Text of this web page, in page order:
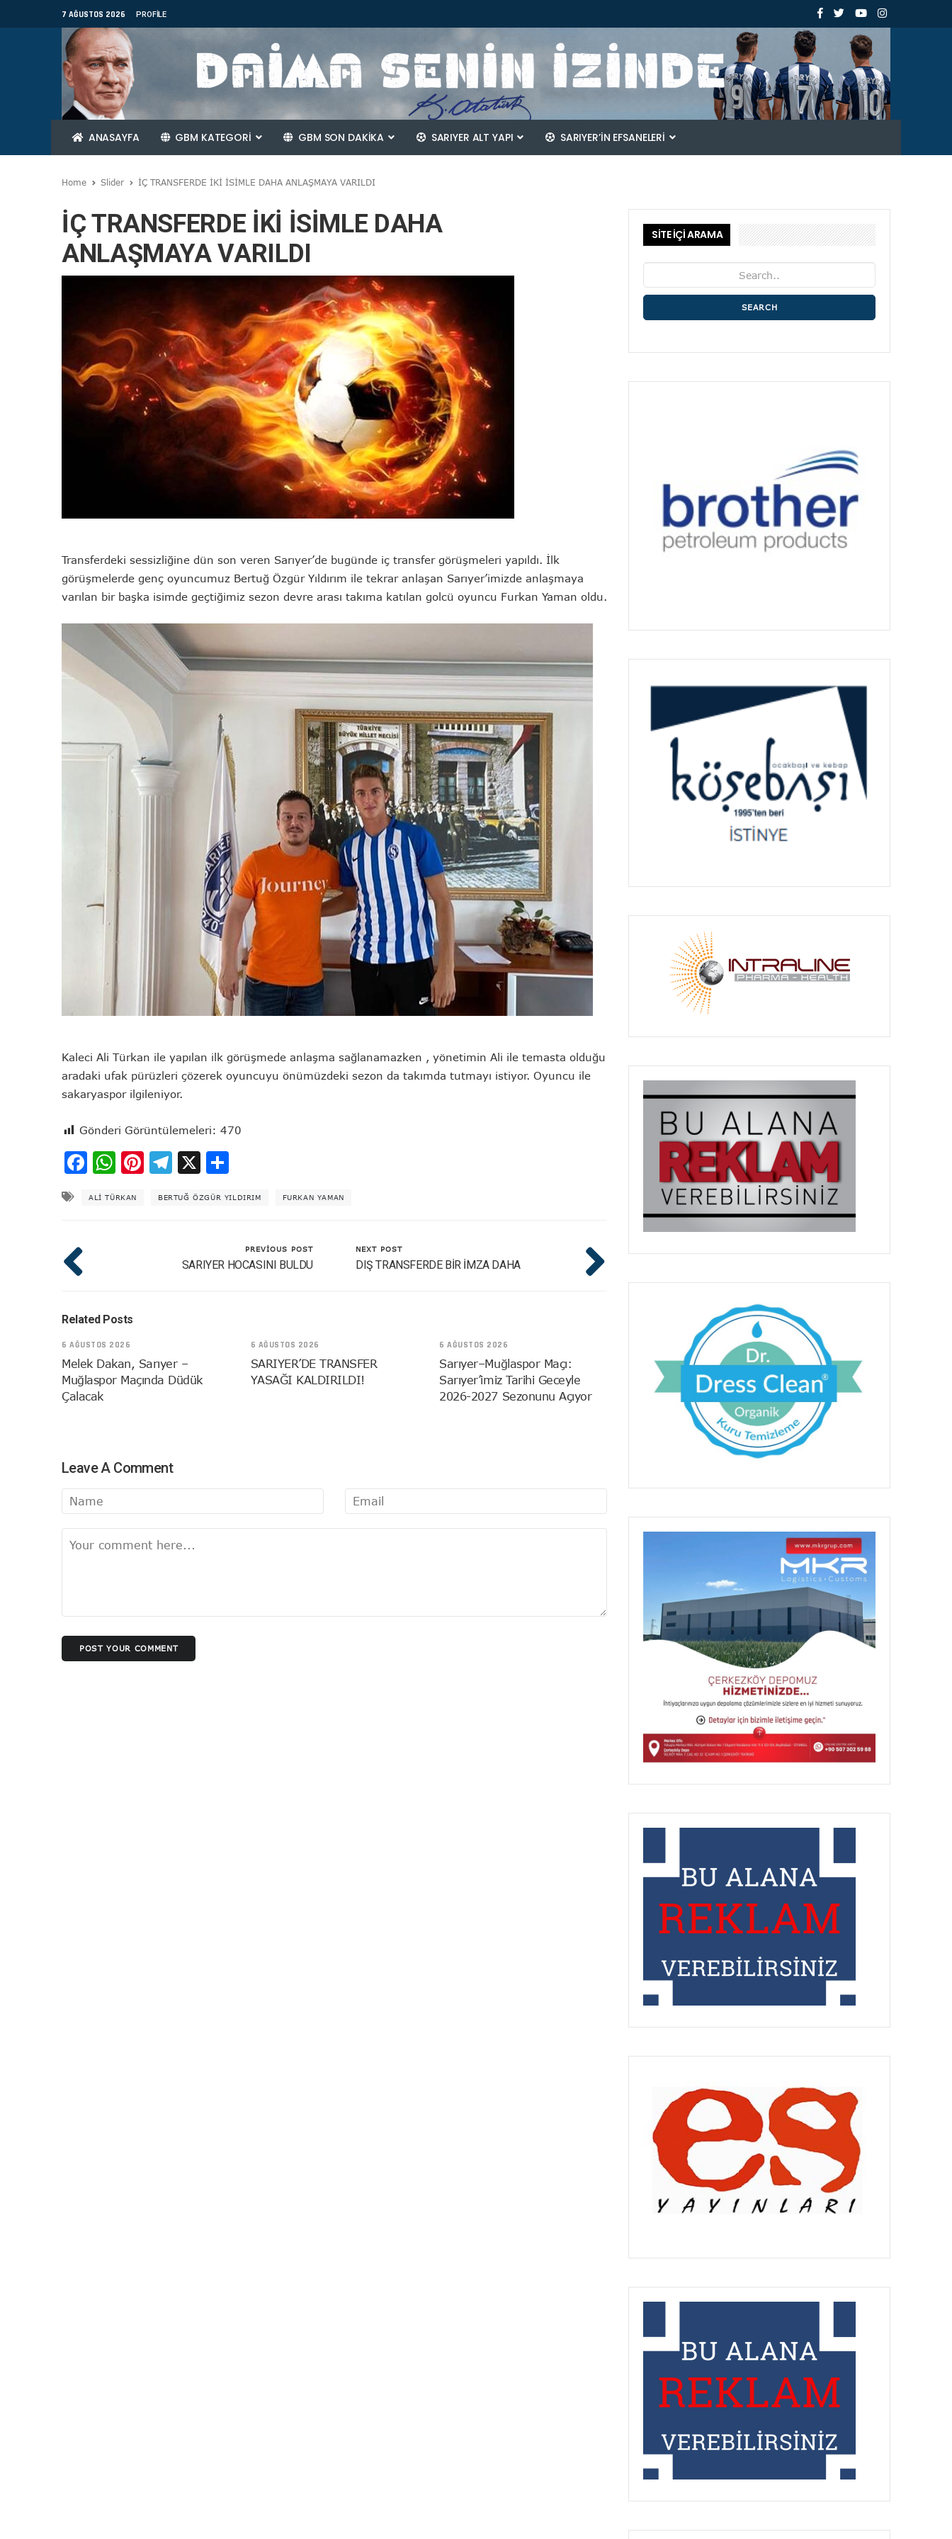
7 AĞUSTOS 2026 PROFILE
ANASAYFA GBM KATEGORİ GBM SON DAKİKA SARIYER ALT YAPI SARIYER’IN EFSANELERI
Home Slider İÇ TRANSFERDE İKİ İSİMLE DAHA ANLAŞMAYA VARILDI
İÇ TRANSFERDE İKİ İSİMLE DAHA
ANLAŞMAYA VARILDI
Transferdeki sessizliğine dün son veren Sarıyer’de bugünde iç transfer görüşmeleri yapıldı. İlk
görüşmelerde genç oyuncumuz Bertuğ Özgür Yıldırım ile tekrar anlaşan Sarıyer’imizde anlaşmaya
varılan bir başka isimde geçtiğimiz sezon devre arası takıma katılan golcü oyuncu Furkan Yaman oldu.
Kaleci Ali Türkan ile yapılan ilk görüşmede anlaşma sağlanamazken , yönetimin Ali ile temasta olduğu
aradaki ufak pürüzleri çözerek oyuncuyu önümüzdeki sezon da takımda tutmayı istiyor. Oyuncu ile
sakaryaspor ilgileniyor.
Gönderi Görüntülemeleri: 470
Facebook
WhatsApp
Pinterest
Telegram
X
ALI TÜRKAN BERTUĞ ÖZGÜR YILDIRIM FURKAN YAMAN
PREVIOUS POST
SARIYER HOCASINI BULDU
NEXT POST
DIŞ TRANSFERDE BİR İMZA DAHA
Related Posts
6 AĞUSTOS 2026
Melek Dakan, Sarıyer –
Muğlaspor Maçında Düdük
Çalacak
6 AĞUSTOS 2026
SARIYER’DE TRANSFER
YASAĞI KALDIRILDI!
6 AĞUSTOS 2026
Sarıyer–Muğlaspor Maçı:
Sarıyer’imiz Tarihi Geceyle
2026-2027 Sezonunu Açıyor
Leave A Comment
POST YOUR COMMENT
SİTE İÇİ ARAMA
SEARCH